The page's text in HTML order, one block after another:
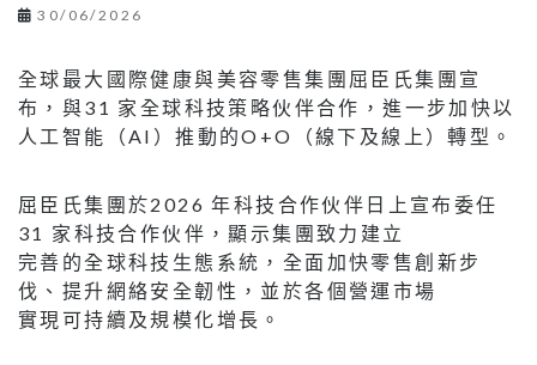
30/06/2026
全球最大國際健康與美容零售集團屈臣氏集團宣
布，與31 家全球科技策略伙伴合作，進一步加快以
人工智能（AI）推動的O+O（線下及線上）轉型。
屈臣氏集團於2026 年科技合作伙伴日上宣布委任
31 家科技合作伙伴，顯示集團致力建立
完善的全球科技生態系統，全面加快零售創新步
伐、提升網絡安全韌性，並於各個營運市場
實現可持續及規模化增長。